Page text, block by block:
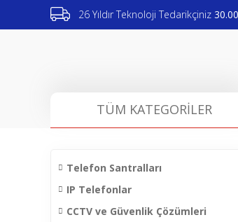
26 Yıldır Teknoloji Tedarikçiniz
TÜM KATEGORİLER
Telefon Santralları
IP Telefonlar
CCTV ve Güvenlik Çözümleri